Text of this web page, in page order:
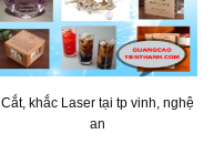
Cắt, khắc Laser tại tp vinh, nghệ
an